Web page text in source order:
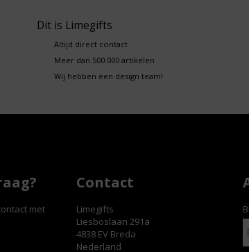
Dit is Limegifts
Altijd direct contact
Meer dan 500.000 artikelen
Wij hebben een design team!
met
Contact
Limegifts
Liesboslaan 291a
4838 EV Breda
Nederland